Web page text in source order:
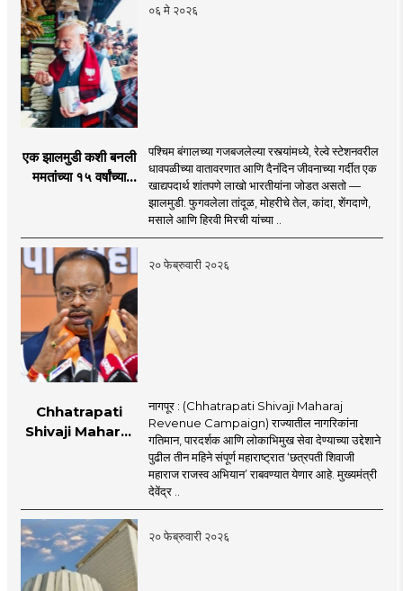
०६ मे २०२६
एक झालमुडी कशी बनली
ममतांच्या १५ वर्षांच्या
पश्चिम बंगालच्या गजबजलेल्या रस्त्यांमध्ये, रेल्वे स्टेशनवरील
धावपळीच्या वातावरणात आणि दैनंदिन जीवनाच्या गर्दीत एक
खाद्यपदार्थ शांतपणे लाखो भारतीयांना जोडत असतो —
झालमुडी. फुगवलेला तांदूळ, मोहरीचे तेल, कांदा, शेंगदाणे,
मसाले आणि हिरवी मिरची यांच्या ..
२० फेब्रुवारी २०२६
Chhatrapati
Shivaji Maharaj
महाराज राजस्व अभियान'
सुरू; १५ सेवा आता
जनतेच्या दारी
नागपूर : (Chhatrapati Shivaji Maharaj
Revenue Campaign) राज्यातील नागरिकांना
गतिमान, पारदर्शक आणि लोकाभिमुख सेवा देण्याच्या उद्देशाने
पुढील तीन महिने संपूर्ण महाराष्ट्रात ‘छत्रपती शिवाजी
महाराज राजस्व अभियान’ राबवण्यात येणार आहे. मुख्यमंत्री
देवेंद्र ..
२० फेब्रुवारी २०२६